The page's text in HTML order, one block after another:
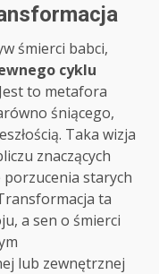
śmierci babci,
cyklu
to metafora
śniącego,
Taka wizja
znaczących
starych
ta
a sen o śmierci
lub zewnętrznej